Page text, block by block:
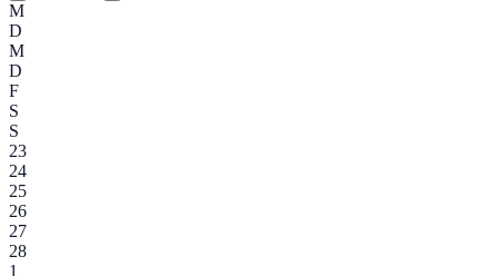
M
D
M
D
F
S
S
23
24
25
26
27
28
1